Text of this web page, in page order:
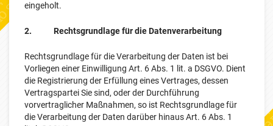
eingeholt.
2. Rechtsgrundlage für die Datenverarbeitung
Rechtsgrundlage für die Verarbeitung der Daten ist bei
Vorliegen einer Einwilligung Art. 6 Abs. 1 lit. a DSGVO. Dient
die Registrierung der Erfüllung eines Vertrages, dessen
Vertragspartei Sie sind, oder der Durchführung
vorvertraglicher Maßnahmen, so ist Rechtsgrundlage für
die Verarbeitung der Daten darüber hinaus Art. 6 Abs. 1